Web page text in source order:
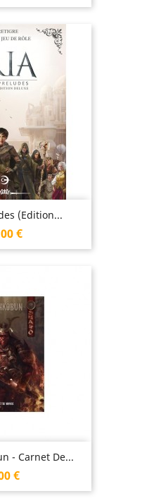
(Edition...
€
- Carnet De...
€